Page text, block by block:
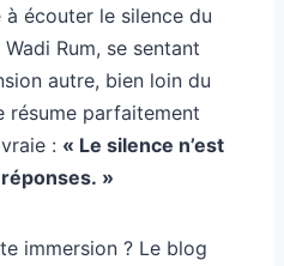
écouter le silence du
Rum, se sentant
autre, bien loin du
résume parfaitement
: « Le silence n’est
»
immersion ? Le blog